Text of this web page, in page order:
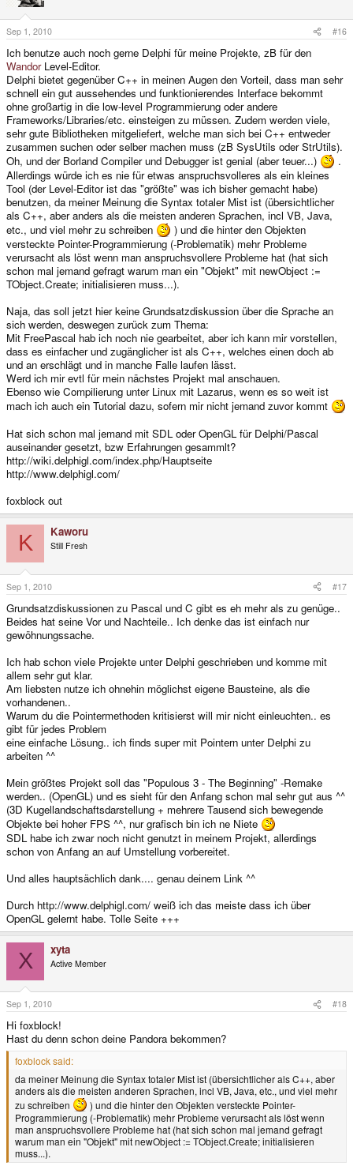
Sep 1, 2010 #16
Ich benutze auch noch gerne Delphi für meine Projekte, zB für den
WandorLevel-Editor.
Delphi bietet gegenüber C++ in meinen Augen den Vorteil, dass man sehr
schnell ein gut aussehendes und funktionierendes Interface bekommt
ohne großartig in die low-level Programmierung oder andere
Frameworks/Libraries/etc. einsteigen zu müssen. Zudem werden viele,
sehr gute Bibliotheken mitgeliefert, welche man sich bei C++ entweder
zusammen suchen oder selber machen muss (zB SysUtils oder StrUtils).
Oh, und der Borland Compiler und Debugger ist genial (aber teuer...)
.
Allerdings würde ich es nie für etwas anspruchsvolleres als ein kleines
Tool (der Level-Editor ist das "größte" was ich bisher gemacht habe)
benutzen, da meiner Meinung die Syntax totaler Mist ist (übersichtlicher
als C++, aber anders als die meisten anderen Sprachen, incl VB, Java,
etc., und viel mehr zu schreiben
) und die hinter den Objekten
versteckte Pointer-Programmierung (-Problematik) mehr Probleme
verursacht als löst wenn man anspruchsvollere Probleme hat (hat sich
schon mal jemand gefragt warum man ein "Objekt" mit newObject :=
TObject.Create; initialisieren muss...).
Naja, das soll jetzt hier keine Grundsatzdiskussion über die Sprache an
sich werden, deswegen zurück zum Thema:
Mit FreePascal hab ich noch nie gearbeitet, aber ich kann mir vorstellen,
dass es einfacher und zugänglicher ist als C++, welches einen doch ab
und an erschlägt und in manche Falle laufen lässt.
Werd ich mir evtl für mein nächstes Projekt mal anschauen.
Ebenso wie Compilierung unter Linux mit Lazarus, wenn es so weit ist
mach ich auch ein Tutorial dazu, sofern mir nicht jemand zuvor kommt
Hat sich schon mal jemand mit SDL oder OpenGL für Delphi/Pascal
auseinander gesetzt, bzw Erfahrungen gesammlt?
http://wiki.delphigl.com/index.php/Hauptseite
http://www.delphigl.com/
foxblock out
K Kaworu
Still Fresh
Sep 1, 2010 #17
Grundsatzdiskussionen zu Pascal und C gibt es eh mehr als zu genüge..
Beides hat seine Vor und Nachteile.. Ich denke das ist einfach nur
gewöhnungssache.
Ich hab schon viele Projekte unter Delphi geschrieben und komme mit
allem sehr gut klar.
Am liebsten nutze ich ohnehin möglichst eigene Bausteine, als die
vorhandenen..
Warum du die Pointermethoden kritisierst will mir nicht einleuchten.. es
gibt für jedes Problem
eine einfache Lösung.. ich finds super mit Pointern unter Delphi zu
arbeiten ^^
Mein größtes Projekt soll das "Populous 3 - The Beginning" -Remake
werden.. (OpenGL) und es sieht für den Anfang schon mal sehr gut aus ^^
(3D Kugellandschaftsdarstellung + mehrere Tausend sich bewegende
Objekte bei hoher FPS ^^, nur grafisch bin ich ne Niete
SDL habe ich zwar noch nicht genutzt in meinem Projekt, allerdings
schon von Anfang an auf Umstellung vorbereitet.
Und alles hauptsächlich dank.... genau deinem Link ^^
Durch http://www.delphigl.com/ weiß ich das meiste dass ich über
OpenGL gelernt habe. Tolle Seite +++
X xyta
Active Member
Sep 1, 2010 #18
Hi foxblock!
Hast du denn schon deine Pandora bekommen?
foxblock said:
da meiner Meinung die Syntax totaler Mist ist (übersichtlicher als C++, aber
anders als die meisten anderen Sprachen, incl VB, Java, etc., und viel mehr
zu schreiben
) und die hinter den Objekten versteckte Pointer-
Programmierung (-Problematik) mehr Probleme verursacht als löst wenn
man anspruchsvollere Probleme hat (hat sich schon mal jemand gefragt
warum man ein "Objekt" mit newObject := TObject.Create; initialisieren
muss...).